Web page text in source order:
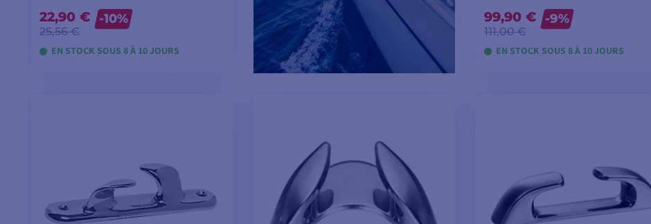
22,90 €
25,56 €
-10%
EN STOCK SOUS 8 À 10 JOURS
99,90 €
111,00 €
-9%
EN STOCK SOUS 8 À 10 JOURS